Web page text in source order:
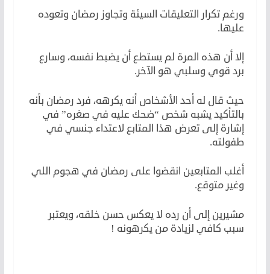
ورغم تكرار التعليقات السيئة وتجاوز رمضان وتعوده
عليها.
إلا أن هذه المرة لم يستطع أن يضبط نفسه، وسارع
برد قوي وسلبي هو الآخر.
حيث قال له أحد الأشخاص أنه يكرهه، فرد رمضان بأنه
بالتأكيد يشبه شخص “ضحك عليه في صغره” في
إشارة إلى تعرض هذا المتابع لاعتداء جنسي في
طفولته.
أغلب المتابعين انقضوا على رمضان في هجوم اللي
وغير متوقع.
مشيرين إلى أن رده لا يعكس حسن خلقه، ويعتبر
سبب كافي لزيادة من يكرهونه !